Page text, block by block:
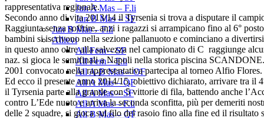
Jun A Mas – F.li
Jun B Mas – SF
Jun B Mas – F.li
Allievi
All Fem – SF
All Fem – F.li
All A-B Mas – OF
All A Mas – QF
All A Mas – SF
All A Mas – F.li
All B Mas – QF
rappresentativa regionale.
Secondo anno di vita 2013/14 il Tyrsenia si trova a disputare il
Raggiunta senza soffrire, anzi i ragazzi si arrampicano fino al 6°
bambini si iscrivono nella sezione pallanuoto e cominciano a
in questo anno oltre alla salvezza nel campionato di C raggiunge
naz. si gioca le semifinali a Napoli nella storica piscina
2001 convocato nella rappresentativa partecipa al torneo Alfio Flores.
Ed ecco il presente anno 2014/15, obiettivo dichiarato, arrivare tra il
il Tyrsenia parte alla grande con 5 vittorie di fila, battendo anche
contro L’Ede nuoto e arriva la seconda sconfitta, più per demeriti
delle 2 squadre, si gioca sul filo del rasoio fino alla fine ed il